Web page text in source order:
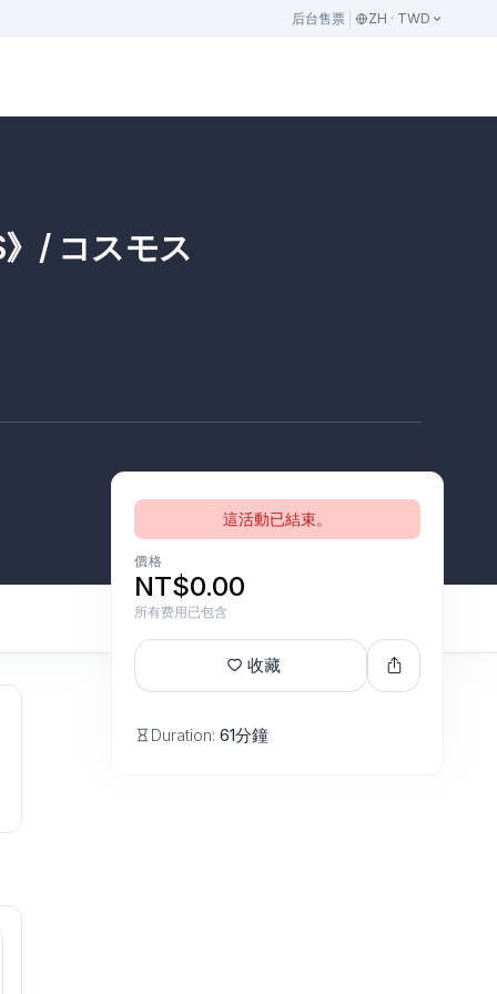
后台售票 ZH · TWD
》/ コスモス
這活動已結束。
價格
NT$0.00
所有费用已包含
收藏
Duration: 61分鐘